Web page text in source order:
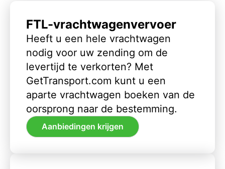
FTL-vrachtwagenvervoer
Heeft u een hele vrachtwagen
nodig voor uw zending om de
levertijd te verkorten? Met
GetTransport.com kunt u een
aparte vrachtwagen boeken van de
oorsprong naar de bestemming.
Aanbiedingen krijgen